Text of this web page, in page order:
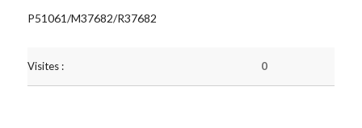
P51061/M37682/R37682
Visites : 0